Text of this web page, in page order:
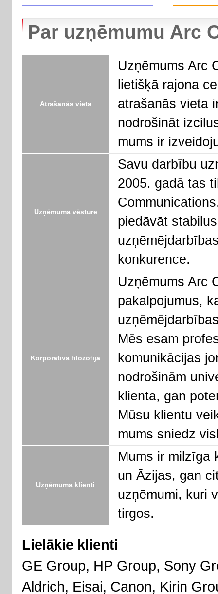
Par uzņēmumu Arc
Atrašanās vieta
Uzņēmums Arc
lietišķā rajona
atrašanās vieta
nodrošināt
mums ir
Uzņēmuma vēsture
Savu darbību
2005. gadā tas
piedāvāt
konkurence.
Korporatīvā filozofija
Uzņēmums Arc
pakalpojumus,
Mēs esam
komunikācijas
nodrošinām
klienta, gan
Mūsu klientu
mums sniedz
Uzņēmuma klienti
Mums ir milzīga
un Āzijas, gan
uzņēmumi, kuri
tirgos.
Lielākie klienti
GE Group, HP Group, Sony
Aldrich, Eisai, Canon, Kirin